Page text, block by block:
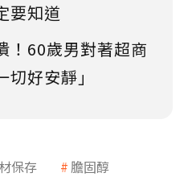
要知道
！60歲男對著超商
好安靜」
保存 膽固醇